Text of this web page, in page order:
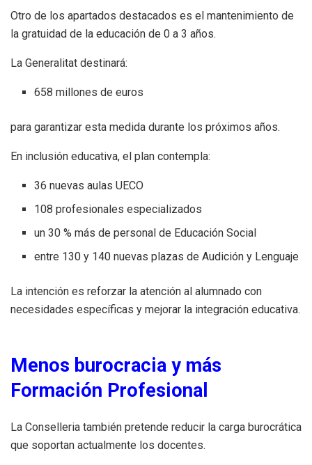
Otro de los apartados destacados es el mantenimiento de
la gratuidad de la educación de 0 a 3 años.
La Generalitat destinará:
658 millones de euros
para garantizar esta medida durante los próximos años.
En inclusión educativa, el plan contempla:
36 nuevas aulas UECO
108 profesionales especializados
un 30 % más de personal de Educación Social
entre 130 y 140 nuevas plazas de Audición y Lenguaje
La intención es reforzar la atención al alumnado con
necesidades específicas y mejorar la integración educativa.
Menos burocracia y más
Formación Profesional
La Conselleria también pretende reducir la carga burocrática
que soportan actualmente los docentes.